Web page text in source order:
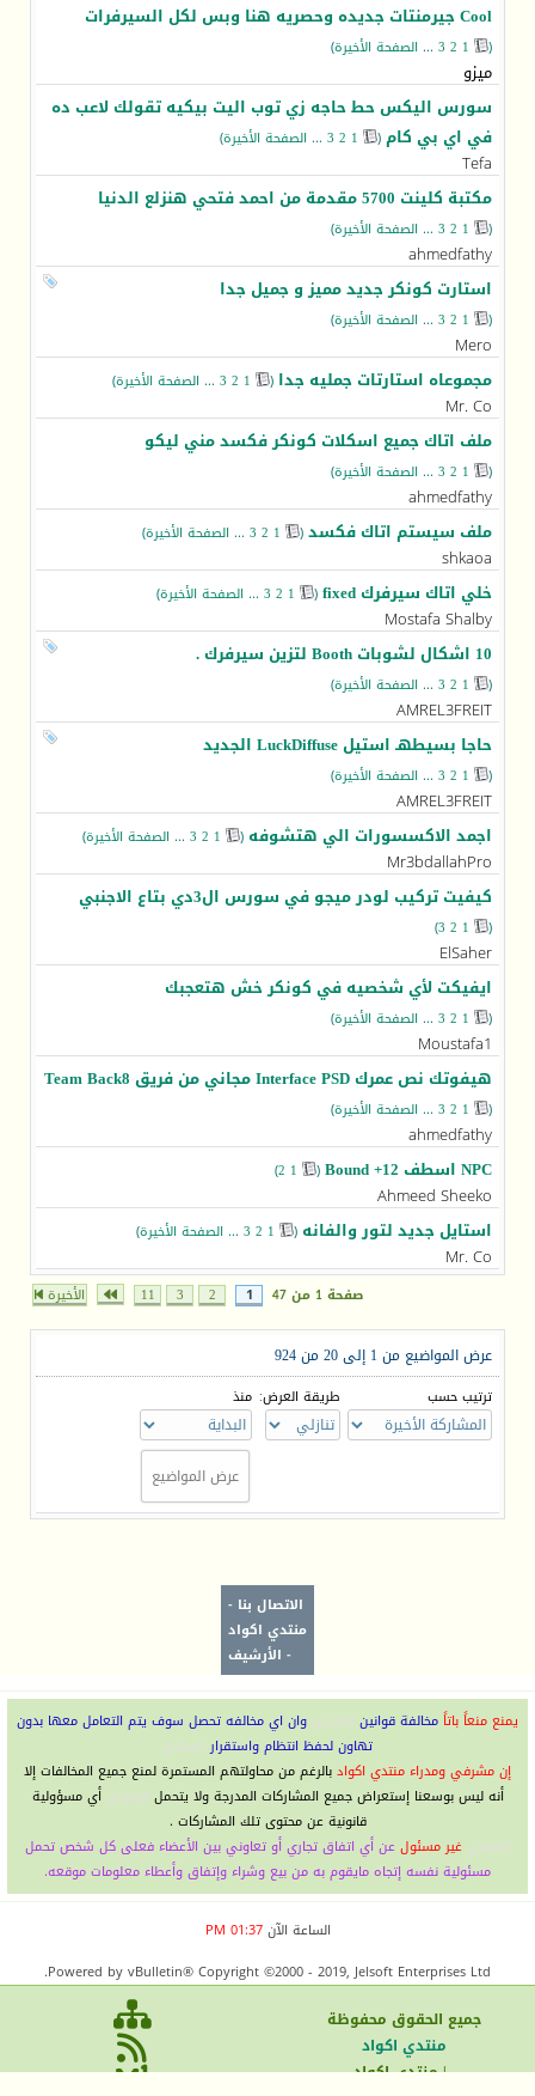
Cool جيرمنتات جديده وحصريه هنا وبس لكل السيرفرات
(
1
2
3
... الصفحة الأخيرة)
ميزو
سورس اليكس حط حاجه زي توب اليت بيكيه تقولك لاعب ده
في اي بي كام(
1
2
3
... الصفحة الأخيرة)
Tefa
مكتبة كلينت 5700 مقدمة من احمد فتحي هنزلع الدنيا
(
1
2
3
... الصفحة الأخيرة)
ahmedfathy
استارت كونكر جديد مميز و جميل جدا
(
1
2
3
... الصفحة الأخيرة)
Mero
مجموعاه استارتات جمليه جدا (
1
2
3
... الصفحة الأخيرة)
Mr. Co
ملف اتاك جميع اسكلات كونكر فكسد مني ليكو
(
1
2
3
... الصفحة الأخيرة)
ahmedfathy
ملف سيستم اتاك فكسد(
1
2
3
... الصفحة الأخيرة)
shkaoa
خلي اتاك سيرفرك fixed
(
1
2
3
... الصفحة الأخيرة)
Mostafa Shalby
10 اشكال لشوبات Booth لتزين سيرفرك .
(
1
2
3
... الصفحة الأخيرة)
AMREL3FREIT
حاجا بسيطهـ استيل LuckDiffuse الجديد
(
1
2
3
... الصفحة الأخيرة)
AMREL3FREIT
اجمد الاكسسورات الي هتشوفه (
1
2
3
... الصفحة الأخيرة)
Mr3bdallahPro
كيفيت تركيب لودر ميجو في سورس ال3دي بتاع الاجنبي
(
1
2
3
)
ElSaher
ايفيكت لأي شخصيه في كونكر خش هتعجبك
(
1
2
3
... الصفحة الأخيرة)
Moustafa1
هيفوتك نص عمرك Interface PSD مجاني من فريق Team Back8
(
1
2
3
... الصفحة الأخيرة)
ahmedfathy
NPC اسطف Bound +12
(
1
2
)
Ahmeed Sheeko
استايل جديد لتور والفانه (
1
2
3
... الصفحة الأخيرة)
Mr. Co
صفحة 1 من 47 1
2
3
11 الأخيرة
عرض المواضيع من 1 إلى 20 من 924
ترتيب حسب طريقة العرض: منذ
الاتصال بنا -
منتدي اكواد
- الأرشيف
يمنع منعاً باتاًمخالفة قوانين المنتدى وان اي مخالفه تحصل سوف يتم التعامل معها بدون
تهاون لحفظ انتظام واستقرارالمنتدي
إن مشرفي ومدراء منتدي اكوادبالرغم من محاولتهم المستمرة لمنع جميع المخالفات إلا
أنه ليس بوسعنا إستعراض جميع المشاركات المدرجة ولا يتحمل المنتدى أي مسؤولية
قانونية عن محتوى تلك المشاركات .
المنتدي غير مسئولعن أي اتفاق تجاري أو تعاوني بين الأعضاء فعلى كل شخص تحمل
مسئولية نفسه إتجاه مايقوم به من بيع وشراء وإتفاق وأعطاء معلومات موقعه.
الساعة الآن01:37 PM
Powered by vBulletin® Copyright ©2000 - 2019, Jelsoft Enterprises Ltd.
جميع الحقوق محفوظة
منتدي اكواد
| منتدي اكواد